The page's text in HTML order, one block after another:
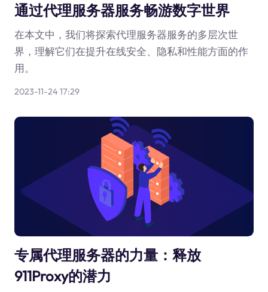
通过代理服务器服务畅游数字世界
在本文中，我们将探索代理服务器服务的多层次世
界，理解它们在提升在线安全、隐私和性能方面的作
用。
2023-11-24 17:29
专属代理服务器的力量：释放
911Proxy的潜力